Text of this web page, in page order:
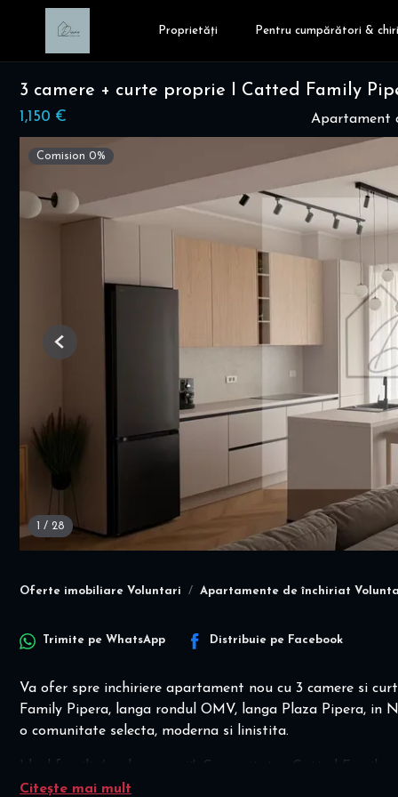
Proprietăți Pentru cumpărători &
3 camere + curte proprie I Catted Family
1,150 € Apartament
Comision 0%
1 / 28
Previous
Oferte imobiliare Voluntari Apartamente de închiriat
Trimite pe WhatsApp Distribuie pe Facebook
Va ofer spre inchiriere apartament nou cu 3 camere si
Family Pipera, langa rondul OMV, langa Plaza Pipera,
o comunitate selecta, moderna si linistita.
Ideal familie/cuplu cu copii! .Comunitatea Catted Family
evenimente unde interactioneaza.
Citește mai mult